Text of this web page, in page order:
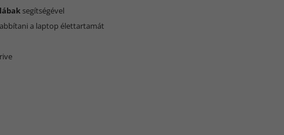
segítségével
a laptop élettartamát